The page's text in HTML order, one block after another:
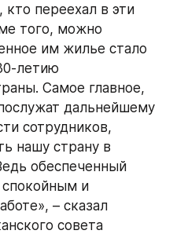
переехал в эти
того, можно
им жилье стало
летию
Самое главное,
дальнейшему
сотрудников,
нашу страну в
обеспеченный
спокойным и
– сказал
совета